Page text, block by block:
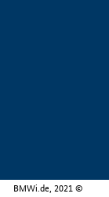
BMWi.de, 2021 ©